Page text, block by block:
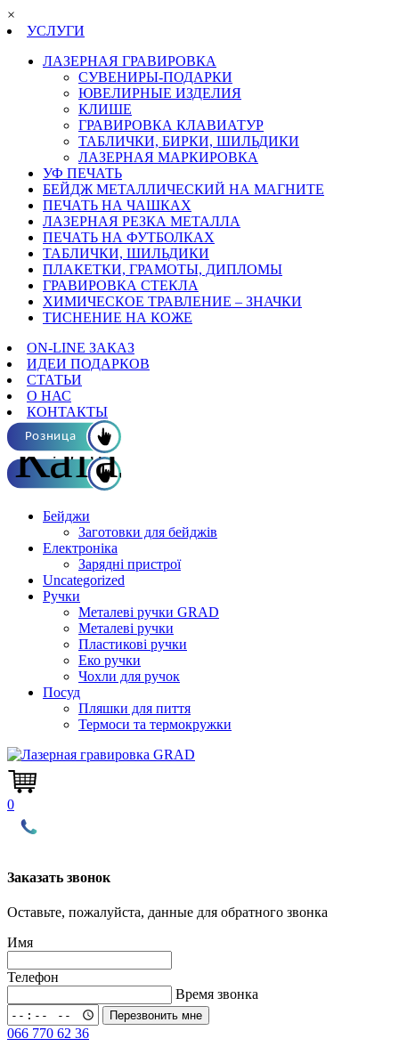
×
УСЛУГИ
ЛАЗЕРНАЯ ГРАВИРОВКА
СУВЕНИРЫ-ПОДАРКИ
ЮВЕЛИРНЫЕ ИЗДЕЛИЯ
КЛИШЕ
ГРАВИРОВКА КЛАВИАТУР
ТАБЛИЧКИ, БИРКИ, ШИЛЬДИКИ
ЛАЗЕРНАЯ МАРКИРОВКА
УФ ПЕЧАТЬ
БЕЙДЖ МЕТАЛЛИЧЕСКИЙ НА МАГНИТЕ
ПЕЧАТЬ НА ЧАШКАХ
ЛАЗЕРНАЯ РЕЗКА МЕТАЛЛА
ПЕЧАТЬ НА ФУТБОЛКАХ
ТАБЛИЧКИ, ШИЛЬДИКИ
ПЛАКЕТКИ, ГРАМОТЫ, ДИПЛОМЫ
ГРАВИРОВКА СТЕКЛА
ХИМИЧЕСКОЕ ТРАВЛЕНИЕ – ЗНАЧКИ
ТИСНЕНИЕ НА КОЖЕ
ON-LINE ЗАКАЗ
ИДЕИ ПОДАРКОВ
СТАТЬИ
О НАС
КОНТАКТЫ
Розница
Каталог ОПТ
Бейджи
Заготовки для бейджів
Електроніка
Зарядні пристрої
Uncategorized
Ручки
Металеві ручки GRAD
Металеві ручки
Пластикові ручки
Еко ручки
Чохли для ручок
Посуд
Пляшки для пиття
Термоси та термокружки
0
Заказать звонок
Оставьте, пожалуйста, данные для обратного звонка
Имя
Телефон
Время звонка
Перезвонить мне
066 770 62 36